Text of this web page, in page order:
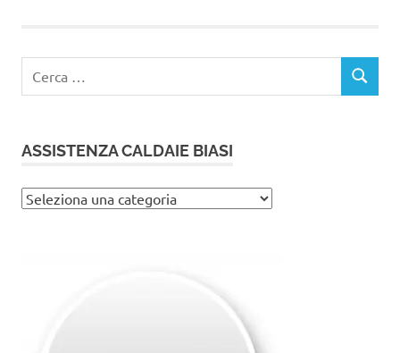
per:
CERCA
ASSISTENZA CALDAIE BIASI
Assistenza